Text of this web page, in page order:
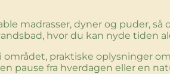
madrasser, dyner og puder, så
hvor du kan nyde tiden
praktiske oplysninger
pause fra hverdagen eller en